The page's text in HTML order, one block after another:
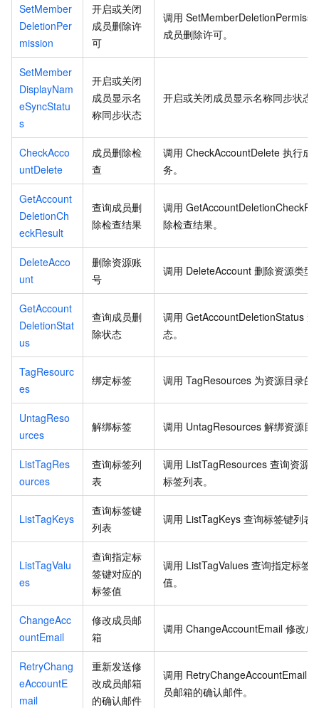
SetMember
DeletionPer
mission
开启或关闭
成员删除许
可
调用
成员删除许可。
SetMember
DisplayNam
eSyncStatu
s
开启或关闭
成员显示名
称同步状态
开启或关闭成员显示名称同步状态
CheckAcco
untDelete
成员删除检
查
调用 CheckAccountDelete 执行成
务。
GetAccount
DeletionCh
eckResult
查询成员删
除检查结果
调用
除检查结果。
DeleteAcco
unt
删除资源账
号
调用 DeleteAccount 删除资源类型
GetAccount
DeletionStat
us
查询成员删
除状态
调用 GetAccountDeletionStatus
态。
TagResourc
es
绑定标签 调用 TagResources 为资源目录的
UntagReso
urces
解绑标签 调用 UntagResources 解绑资源目
ListTagRes
ources
查询标签列
表
调用 ListTagResources 查询资源
标签列表。
ListTagKeys
查询标签键
列表
调用 ListTagKeys 查询标签键列表
ListTagValu
es
查询指定标
签键对应的
标签值
调用 ListTagValues 查询指定标签
值。
ChangeAcc
ountEmail
修改成员邮
箱
调用 ChangeAccountEmail 修改成
RetryChang
eAccountE
mail
重新发送修
改成员邮箱
的确认邮件
调用 RetryChangeAccountEmail
员邮箱的确认邮件。